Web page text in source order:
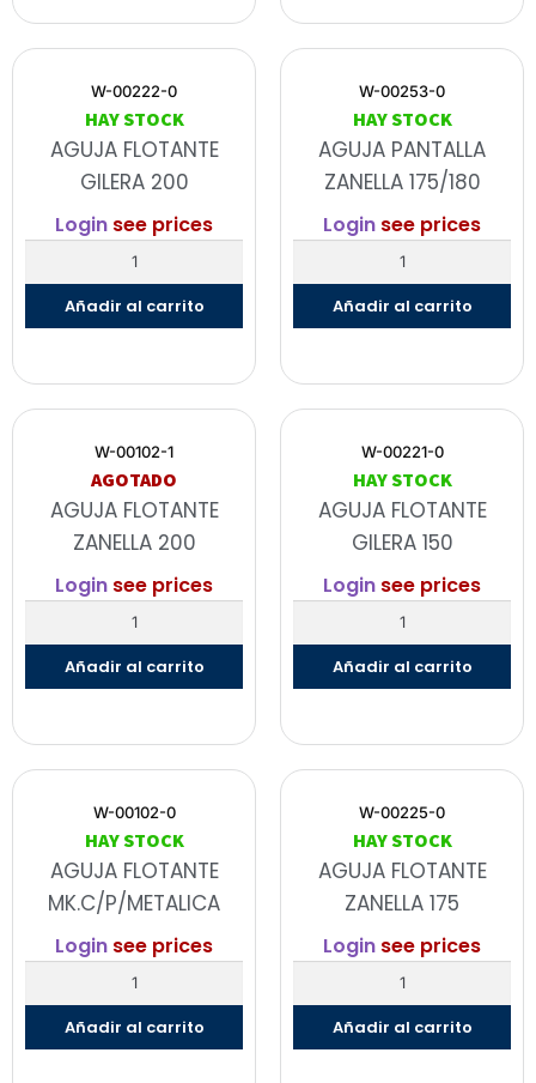
W-00222-0
HAY STOCK
AGUJA FLOTANTE
GILERA 200
Login see prices
Añadir al carrito
W-00253-0
HAY STOCK
AGUJA PANTALLA
ZANELLA 175/180
Login see prices
Añadir al carrito
W-00102-1
AGOTADO
AGUJA FLOTANTE
ZANELLA 200
Login see prices
Añadir al carrito
W-00221-0
HAY STOCK
AGUJA FLOTANTE
GILERA 150
Login see prices
Añadir al carrito
W-00102-0
HAY STOCK
AGUJA FLOTANTE
MK.C/P/METALICA
Login see prices
Añadir al carrito
W-00225-0
HAY STOCK
AGUJA FLOTANTE
ZANELLA 175
Login see prices
Añadir al carrito